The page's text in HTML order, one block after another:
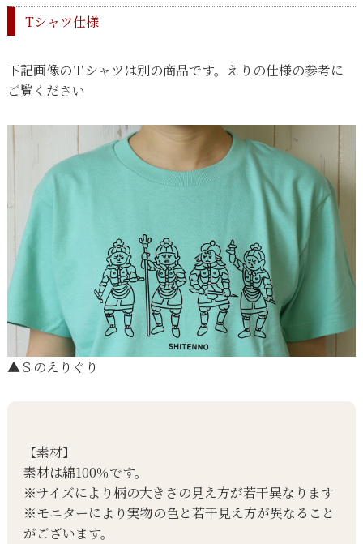
Tシャツ仕様
下記画像のＴシャツは別の商品です。えりの仕様の参考に
ご覧ください
▲Ｓのえりぐり
【素材】
素材は綿100％です。
※サイズにより柄の大きさの見え方が若干異なります
※モニターにより実物の色と若干見え方が異なること
がございます。